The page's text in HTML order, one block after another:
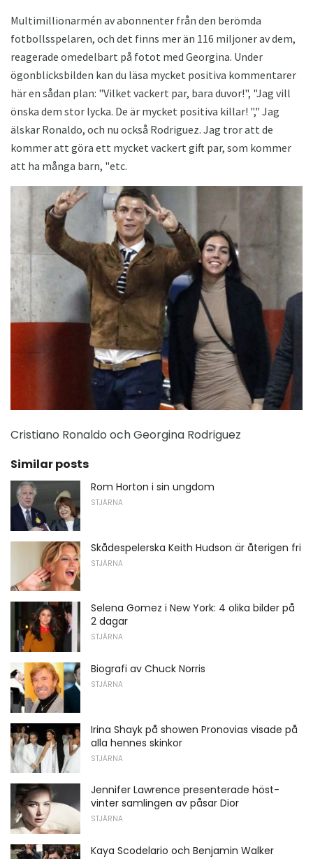
Multimillionarmén av abonnenter från den berömda
fotbollsspelaren, och det finns mer än 116 miljoner av dem,
reagerade omedelbart på fotot med Georgina. Under
ögonblicksbilden kan du läsa mycket positiva kommentarer
här en sådan plan: "Vilket vackert par, bara duvor!", "Jag vill
önska dem stor lycka. De är mycket positiva killar! "," Jag
älskar Ronaldo, och nu också Rodriguez. Jag tror att de
kommer att göra ett mycket vackert gift par, som kommer
att ha många barn, "etc.
Cristiano Ronaldo och Georgina Rodriguez
Similar posts
Rom Horton i sin ungdom
STJÄRNA
Skådespelerska Keith Hudson är återigen fri
STJÄRNA
Selena Gomez i New York: 4 olika bilder på
2 dagar
STJÄRNA
Biografi av Chuck Norris
STJÄRNA
Irina Shayk på showen Pronovias visade på
alla hennes skinkor
STJÄRNA
Jennifer Lawrence presenterade höst-
vinter samlingen av påsar Dior
STJÄRNA
Kaya Scodelario och Benjamin Walker